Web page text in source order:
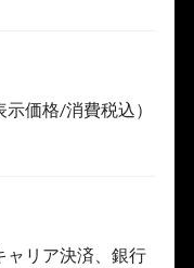
価格/消費税込）
ャリア決済、銀行